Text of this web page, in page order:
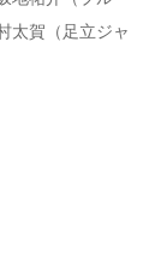
太賀（足立ジャ